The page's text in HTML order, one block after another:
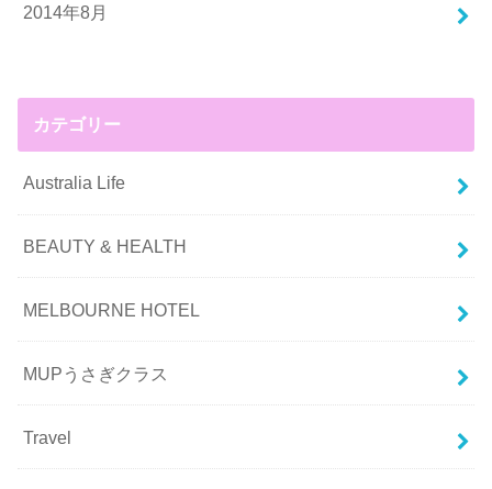
2014年8月
カテゴリー
Australia Life
BEAUTY & HEALTH
MELBOURNE HOTEL
MUPうさぎクラス
Travel